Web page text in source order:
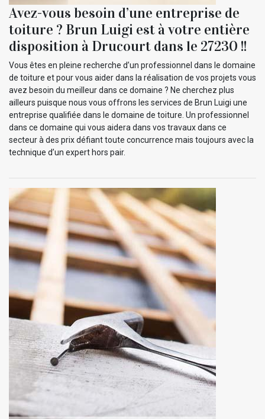
Avez-vous besoin d’une entreprise de
toiture ? Brun Luigi est à votre entière
disposition à Drucourt dans le 27230 !!
Vous êtes en pleine recherche d’un professionnel dans le domaine
de toiture et pour vous aider dans la réalisation de vos projets vous
avez besoin du meilleur dans ce domaine ? Ne cherchez plus
ailleurs puisque nous vous offrons les services de Brun Luigi une
entreprise qualifiée dans le domaine de toiture. Un professionnel
dans ce domaine qui vous aidera dans vos travaux dans ce
secteur à des prix défiant toute concurrence mais toujours avec la
technique d’un expert hors pair.